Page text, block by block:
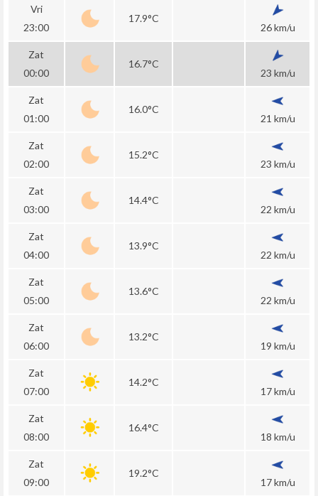
Vri
23:00
17.9°C
26 km/u
Zat
00:00
16.7°C
23 km/u
Zat
01:00
16.0°C
21 km/u
Zat
02:00
15.2°C
23 km/u
Zat
03:00
14.4°C
22 km/u
Zat
04:00
13.9°C
22 km/u
Zat
05:00
13.6°C
22 km/u
Zat
06:00
13.2°C
19 km/u
Zat
07:00
14.2°C
17 km/u
Zat
08:00
16.4°C
18 km/u
Zat
09:00
19.2°C
17 km/u